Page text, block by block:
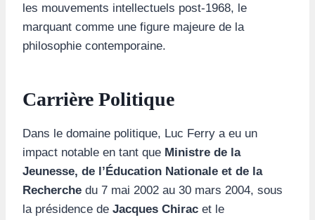
les mouvements intellectuels post-1968, le
marquant comme une figure majeure de la
philosophie contemporaine.
Carrière Politique
Dans le domaine politique, Luc Ferry a eu un
impact notable en tant que Ministre de la
Jeunesse, de l’Éducation Nationale et de la
Recherche du 7 mai 2002 au 30 mars 2004, sous
la présidence de Jacques Chirac et le